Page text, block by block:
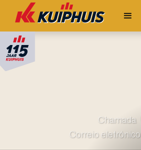
Chamada
Correio eletrónico